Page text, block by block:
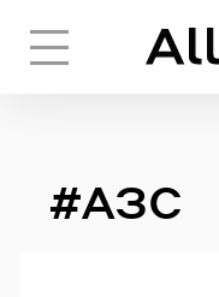
#АЗС
ЧЕРЕЗ